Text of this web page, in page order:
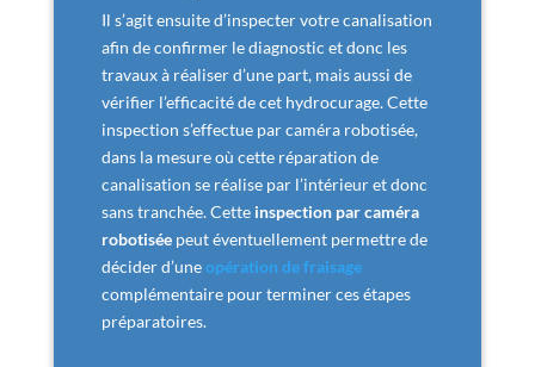
Il s’agit ensuite d’inspecter votre canalisation
afin de confirmer le diagnostic et donc les
travaux à réaliser d’une part, mais aussi de
vérifier l’efficacité de cet hydrocurage. Cette
inspection s’effectue par caméra robotisée,
dans la mesure où cette réparation de
canalisation se réalise par l’intérieur et donc
sans tranchée. Cette inspection par caméra
robotiséepeut éventuellement permettre de
décider d’uneopération de fraisage
complémentaire pour terminer ces étapes
préparatoires.